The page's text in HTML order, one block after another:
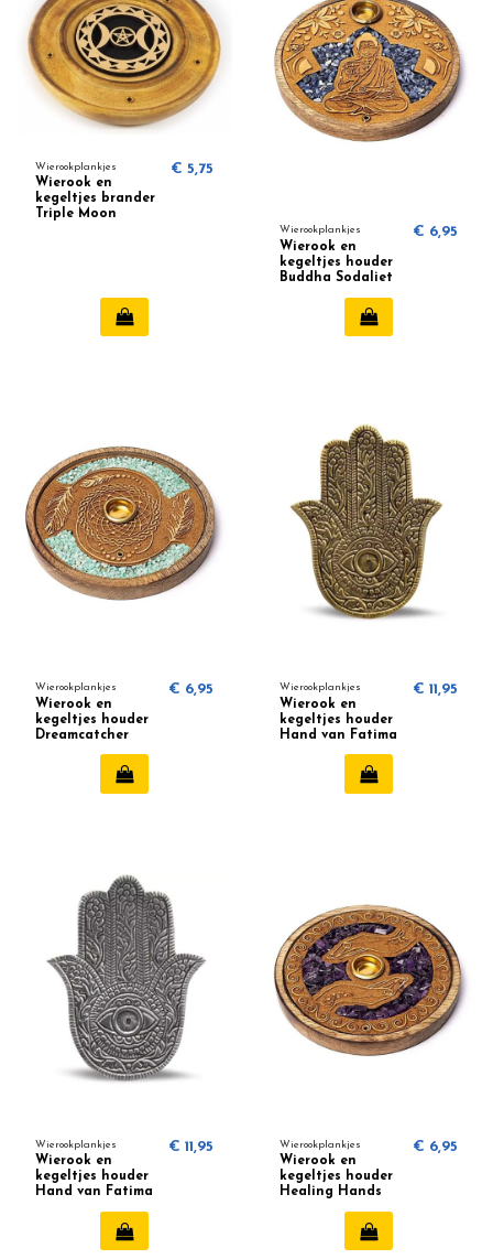
Wierookplankjes
Wierook en
kegeltjes brander
Triple Moon
€ 5,75
Wierookplankjes
Wierook en
kegeltjes houder
Buddha Sodaliet
€ 6,95
Wierookplankjes
Wierook en
kegeltjes houder
Dreamcatcher
€ 6,95 Wierookplankjes
Wierook en
kegeltjes houder
Hand van Fatima
€ 11,95
Wierookplankjes
Wierook en
kegeltjes houder
Hand van Fatima
€ 11,95 Wierookplankjes
Wierook en
kegeltjes houder
Healing Hands
€ 6,95